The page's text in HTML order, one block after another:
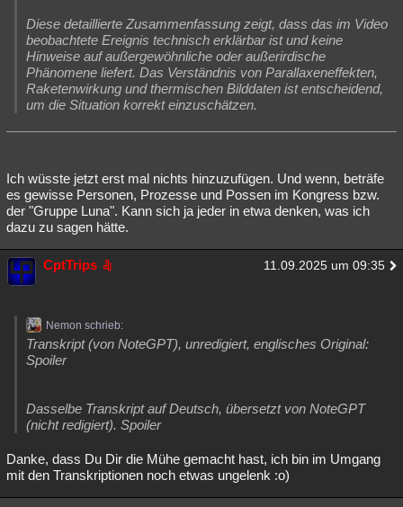
Diese detaillierte Zusammenfassung zeigt, dass das im Video
beobachtete Ereignis technisch erklärbar ist und keine
Hinweise auf außergewöhnliche oder außerirdische
Phänomene liefert. Das Verständnis von Parallaxeneffekten,
Raketenwirkung und thermischen Bilddaten ist entscheidend,
um die Situation korrekt einzuschätzen.
Ich wüsste jetzt erst mal nichts hinzuzufügen. Und wenn, beträfe
es gewisse Personen, Prozesse und Possen im Kongress bzw.
der "Gruppe Luna". Kann sich ja jeder in etwa denken, was ich
dazu zu sagen hätte.
CptTrips 11.09.2025 um 09:35
Nemon schrieb:
Transkript (von NoteGPT), unredigiert, englisches Original:
Spoiler
Dasselbe Transkript auf Deutsch, übersetzt von NoteGPT
(nicht redigiert). Spoiler
Danke, dass Du Dir die Mühe gemacht hast, ich bin im Umgang
mit den Transkriptionen noch etwas ungelenk :o)